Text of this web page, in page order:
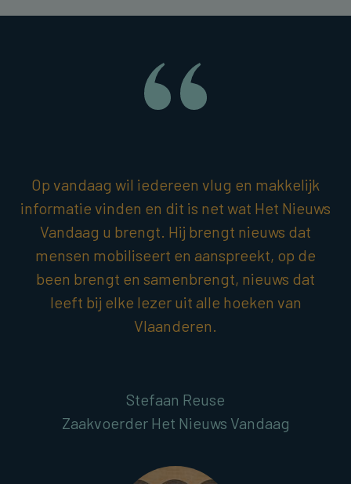
Op vandaag wil iedereen vlug en makkelijk
informatie vinden en dit is net wat Het Nieuws
Vandaag u brengt. Hij brengt nieuws dat
mensen mobiliseert en aanspreekt, op de
been brengt en samenbrengt, nieuws dat
leeft bij elke lezer uit alle hoeken van
Vlaanderen.
Stefaan Reuse
Zaakvoerder Het Nieuws Vandaag